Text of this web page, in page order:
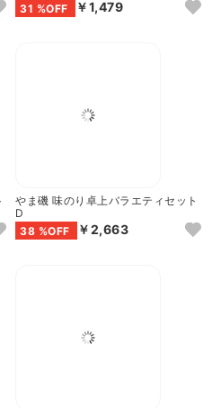
みのり工房 みちのく寒流のり・鹿児
やま磯 味のり卓上バラエティセット